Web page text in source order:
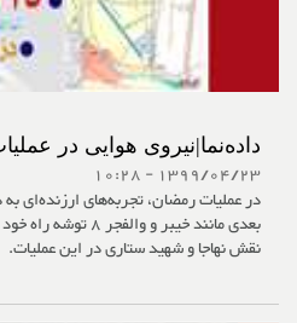
داده‌نما|نیروی هوایی در
1399/04/23 - 10:28
در عملیات رمضان، تجربه‌های ارزند‌ه‌ای
بعدی مانند خیبر و
نقش نهاجا و شهید ستاری در این عملیات.